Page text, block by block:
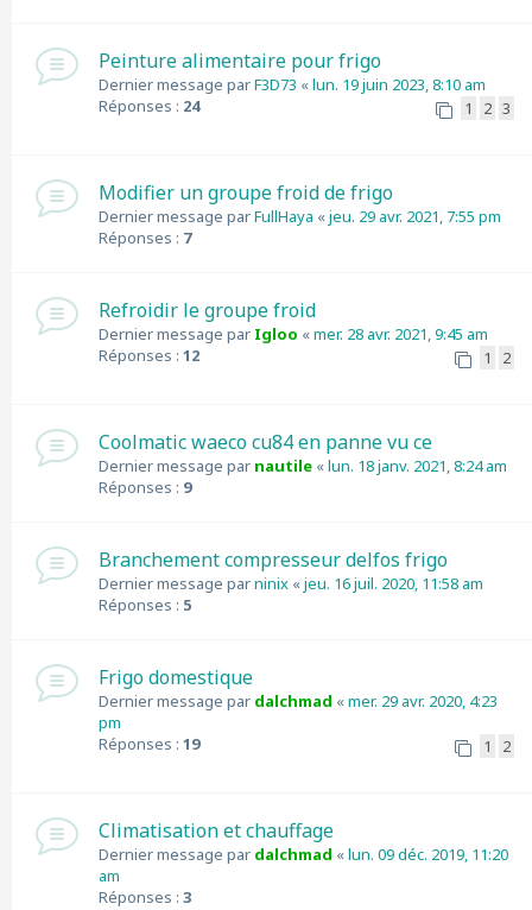
Peinture alimentaire pour frigo
Dernier message parF3D73 «lun. 19 juin 2023, 8:10 am
Réponses : 24 1 2 3
Modifier un groupe froid de frigo
Dernier message parFullHaya «jeu. 29 avr. 2021, 7:55 pm
Réponses : 7
Refroidir le groupe froid
Dernier message par Igloo «mer. 28 avr. 2021, 9:45 am
Réponses : 12 1 2
Coolmatic waeco cu84 en panne vu ce
Dernier message par nautile «lun. 18 janv. 2021, 8:24 am
Réponses : 9
Branchement compresseur delfos frigo
Dernier message parninix «jeu. 16 juil. 2020, 11:58 am
Réponses : 5
Frigo domestique
Dernier message par dalchmad «mer. 29 avr. 2020, 4:23
pm
Réponses : 19 1 2
Climatisation et chauffage
Dernier message par dalchmad «lun. 09 déc. 2019, 11:20
am
Réponses : 3